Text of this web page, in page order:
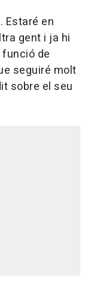
Estaré en
gent i ja hi
de
seguiré molt
sobre el seu